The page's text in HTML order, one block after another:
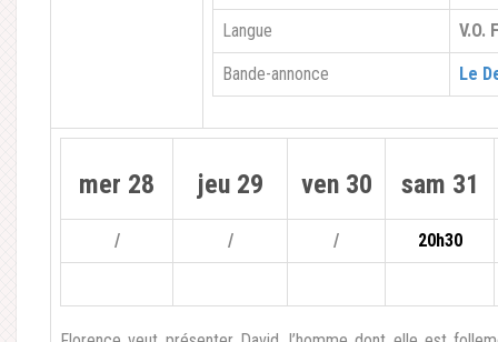
Langue V.O.
Bande-annonce Le
mer 28 jeu 29 ven 30 sam 31
/ / / 20h30